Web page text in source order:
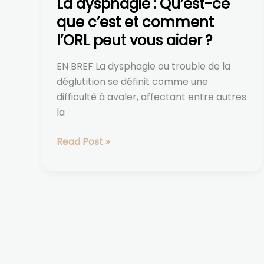
que c’est et comment
l’ORL peut vous aider ?
EN BREF La dysphagie ou trouble de la
déglutition se définit comme une
difficulté à avaler, affectant entre autres
la
vous
aider ?
Read Post »